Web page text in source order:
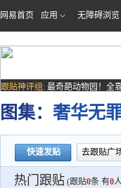
网易首页 应用 无障碍浏览
跟贴神评组: 最奇葩动物园！全
场子
图集： 奢华无
快速发贴 去跟贴广
热门跟贴 (跟贴0条 有0